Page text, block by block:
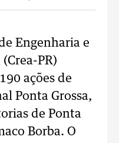
Engenharia e
PR)
ações de
Ponta Grossa,
de Ponta
Borba. O